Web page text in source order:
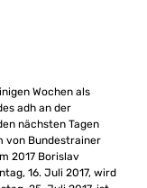
Wochen als
adh an der
nächsten Tagen
von Bundestrainer
2017 Borislav
16. Juli 2017, wird